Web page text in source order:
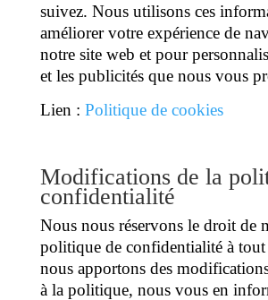
suivez. Nous utilisons ces
améliorer votre expérience de
notre site web et pour
et les publicités que nous vous
Lien : Politique de cookies
Modifications de la
confidentialité
Nous nous réservons le droit de
politique de confidentialité à
nous apportons des
à la politique, nous vous en